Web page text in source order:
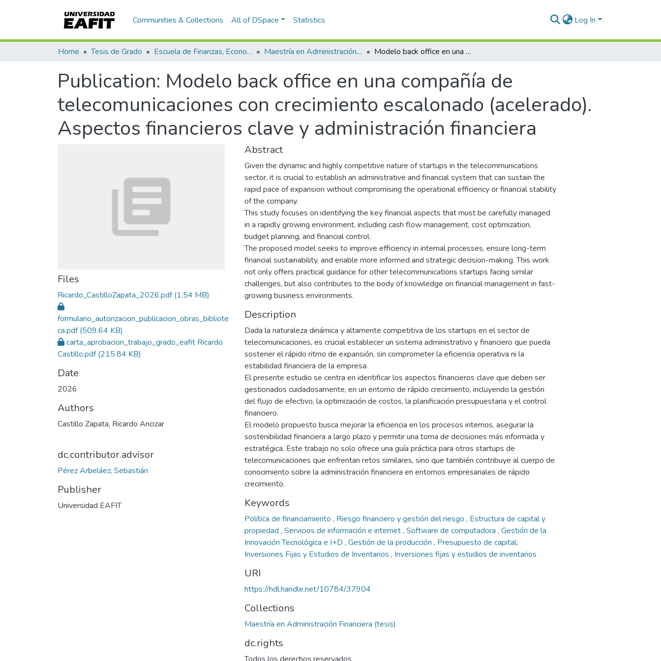
Communities & Collections All of DSpace Statistics Log In
Home Tesis de Grado Escuela de Finanzas, Economía y Gobierno Maestría en Administración Financiera (tesis) Modelo back office en una compañía de telecomunicaciones con crecimiento escalonado (acelerado). Aspectos financieros clave y administración financiera
Publication: Modelo back office en una compañía de
telecomunicaciones con crecimiento escalonado (acelerado).
Aspectos financieros clave y administración financiera
Files
Ricardo_CastilloZapata_2026.pdf(1.54 MB)
formulario_autorizacion_publicacion_obras_bibliote
ca.pdf(509.64 KB)
carta_aprobacion_trabajo_grado_eafit Ricardo
Castillo.pdf(215.84 KB)
Date
2026
Authors
Castillo Zapata, Ricardo Ancizar
dc.contributor.advisor
Pérez Arbeláez, Sebastián
Publisher
Universidad EAFIT
Abstract
Given the dynamic and highly competitive nature of startups in the telecommunications
sector, it is crucial to establish an administrative and financial system that can sustain the
rapid pace of expansion without compromising the operational efficiency or financial stability
of the company.
This study focuses on identifying the key financial aspects that must be carefully managed
in a rapidly growing environment, including cash flow management, cost optimization,
budget planning, and financial control.
The proposed model seeks to improve efficiency in internal processes, ensure long-term
financial sustainability, and enable more informed and strategic decision-making. This work
not only offers practical guidance for other telecommunications startups facing similar
challenges, but also contributes to the body of knowledge on financial management in fast-
growing business environments.
Description
Dada la naturaleza dinámica y altamente competitiva de los startups en el sector de
telecomunicaciones, es crucial establecer un sistema administrativo y financiero que pueda
sostener el rápido ritmo de expansión, sin comprometer la eficiencia operativa ni la
estabilidad financiera de la empresa.
El presente estudio se centra en identificar los aspectos financieros clave que deben ser
gestionados cuidadosamente, en un entorno de rápido crecimiento, incluyendo la gestión
del flujo de efectivo, la optimización de costos, la planificación presupuestaria y el control
financiero.
El modelo propuesto busca mejorar la eficiencia en los procesos internos, asegurar la
sostenibilidad financiera a largo plazo y permitir una toma de decisiones más informada y
estratégica. Este trabajo no solo ofrece una guía práctica para otros startups de
telecomunicaciones que enfrentan retos similares, sino que también contribuye al cuerpo de
conocimiento sobre la administración financiera en entornos empresariales de rápido
crecimiento.
Keywords
Política de financiamiento , Riesgo financiero y gestión del riesgo , Estructura de capital y
propiedad , Servicios de información e internet, Software de computadora , Gestión de la
Innovación Tecnológica e I+D , Gestión de la producción , Presupuesto de capital;
Inversiones Fijas y Estudios de Inventarios , Inversiones fijas y estudios de inventarios
URI
https://hdl.handle.net/10784/37904
Collections
Maestría en Administración Financiera (tesis)
dc.rights